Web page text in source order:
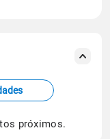
de Previsão
próximos.